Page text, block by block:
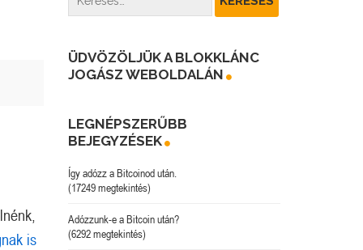
is
ÜDVÖZÖLJÜK A BLOKKLÁNC
JOGÁSZ WEBOLDALÁN
LEGNÉPSZERŰBB
BEJEGYZÉSEK
Így adózz a Bitcoinod után.
(17249 megtekintés)
Adózzunk-e a Bitcoin után?
(6292 megtekintés)